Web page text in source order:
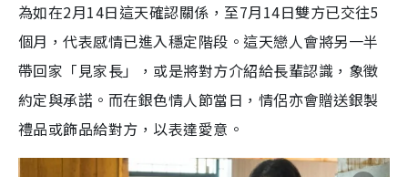
為如在2月14日這天確認關係，至7月14日雙方已交往5
個月，代表感情已進入穩定階段。這天戀人會將另一半
帶回家「見家長」，或是將對方介紹給長輩認識， 象徵
約定與承諾 。而在銀色情人節當日，情侶亦會贈送銀製
禮品或飾品給對方，以表達愛意。